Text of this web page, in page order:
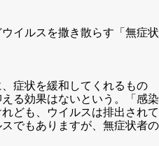
イルスを撒き散らす「無症状
症状を緩和してくれるもの
る効果はないという。「感染
ども、ウイルスは排出されて
でもありますが、無症状者の